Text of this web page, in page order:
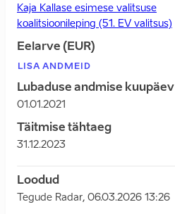
Kaja Kallase esimese valitsuse
koalitsioonileping (51. EV valitsus)
Eelarve (EUR)
LISA ANDMEID
Lubaduse andmise kuupäev
01.01.2021
Täitmise tähtaeg
31.12.2023
Loodud
Tegude Radar, 06.03.2026 13:26